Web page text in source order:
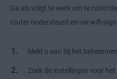
Ga als volgt te werk om te
router ondersteunt en uw wifi-
Meld u aan bij het
Zoek de instellingen voor